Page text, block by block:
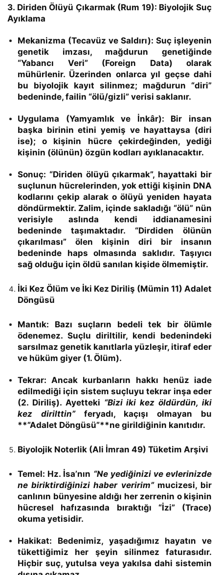
3. Diriden Ölüyü Çıkarmak (Rum 19): Biyolojik Suç
Ayıklama
Mekanizma (Tecavüz ve Saldırı): Suç işleyenin
genetik imzası, mağdurun genetiğinde
“Yabancı Veri”(Foreign Data) olarak
mühürlenir. Üzerinden onlarca yıl geçse dahi
bu biyolojik kayıt silinmez; mağdurun “diri”
bedeninde, failin “ölü/gizli” verisi saklanır.
Uygulama (Yamyamlık ve İnkâr): Bir insan
başka birinin etini yemiş ve hayattaysa (diri
ise); o kişinin hücre çekirdeğinden, yediği
kişinin (ölünün) özgün kodları ayıklanacaktır.
Sonuç: “Diriden ölüyü çıkarmak”, hayattaki bir
suçlunun hücrelerinden, yok ettiği kişinin DNA
kodlarını çekip alarak o ölüyü yeniden hayata
döndürmektir. Zalim, içinde sakladığı “ölü” nün
verisiyle aslında kendi iddianamesini
bedeninde taşımaktadır. “Dirdiden ölünün
çıkarılması” ölen kişinin diri bir insanın
bedeninde haps olmasında saklıdır. Taşıyıcı
sağ olduğu için öldü sanılan kişide ölmemiştir.
İki Kez Ölüm ve İki Kez Diriliş (Mümin 11) Adalet
Döngüsü
Mantık: Bazı suçların bedeli tek bir ölümle
ödenemez. Suçlu diriltilir, kendi bedenindeki
sarsılmaz genetik kanıtlarla yüzleşir, itiraf eder
ve hüküm giyer (1. Ölüm).
Tekrar: Ancak kurbanların hakkı henüz iade
edilmediği için sistem suçluyu tekrar inşa eder
(2. Diriliş). Ayetteki “Bizi iki kez öldürdün, iki
kez dirilttin”feryadı, kaçışı olmayan bu
**”Adalet Döngüsü”**ne girildiğinin kanıtıdır.
Biyolojik Noterlik (Ali İmran 49) Tüketim Arşivi
Temel: Hz. İsa’nın “Ne yediğinizi ve evlerinizde
ne biriktirdiğinizi haber veririm”mucizesi, bir
canlının bünyesine aldığı her zerrenin o kişinin
hücresel hafızasında bıraktığı “İzi” (Trace)
okuma yetisidir.
Hakikat: Bedenimiz, yaşadığımız hayatın ve
tükettiğimiz her şeyin silinmez faturasıdır.
Hiçbir suç, yutulsa veya yakılsa dahi sistemin